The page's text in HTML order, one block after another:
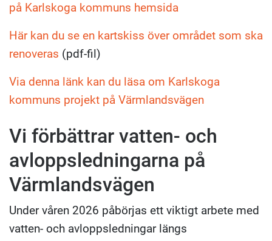
på Karlskoga kommuns hemsida
Här kan du se en kartskiss över området som ska
renoveras (pdf-fil)
Via denna länk kan du läsa om Karlskoga
kommuns projekt på Värmlandsvägen
Vi förbättrar vatten- och
avloppsledningarna på
Värmlandsvägen
Under våren 2026 påbörjas ett viktigt arbete med
vatten- och avloppsledningar längs